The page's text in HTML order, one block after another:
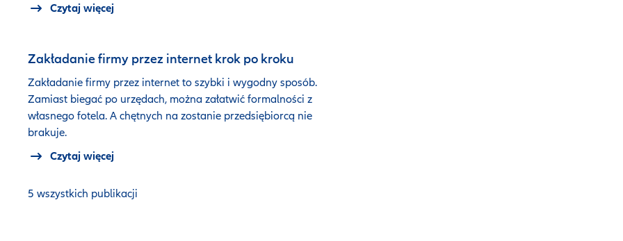
Czytaj więcej
Zakładanie firmy przez internet krok po kroku
Zakładanie firmy przez internet to szybki i wygodny sposób.
Zamiast biegać po urzędach, można załatwić formalności z
własnego fotela. A chętnych na zostanie przedsiębiorcą nie
brakuje.
Czytaj więcej
5 wszystkich publikacji